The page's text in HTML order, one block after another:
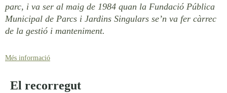
parc, i va ser al maig de 1984 quan la Fundació Pública
Municipal de Parcs i Jardins Singulars se’n va fer càrrec
de la gestió i manteniment.
Més informació
EQUIPAMENTS:
El recorregut